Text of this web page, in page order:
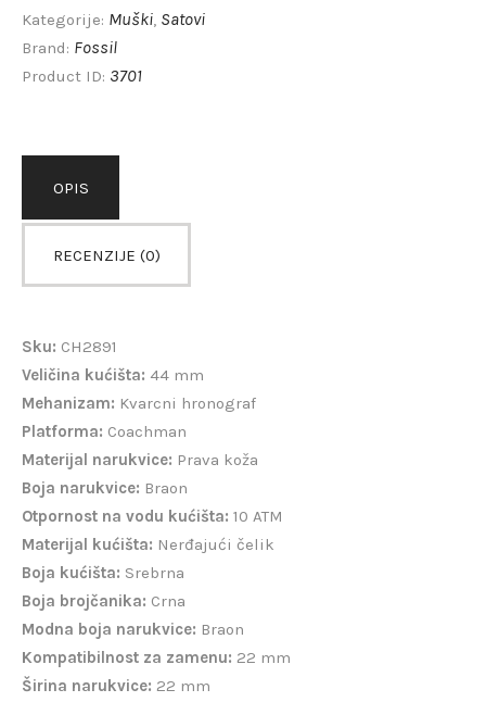
Kategorije: Muški, Satovi
Brand: Fossil
Product ID: 3701
OPIS
RECENZIJE (0)
Sku: CH2891
Veličina kućišta: 44 mm
Mehanizam: Kvarcni hronograf
Platforma: Coachman
Materijal narukvice: Prava koža
Boja narukvice: Braon
Otpornost na vodu kućišta: 10 ATM
Materijal kućišta: Nerđajući čelik
Boja kućišta: Srebrna
Boja brojčanika: Crna
Modna boja narukvice: Braon
Kompatibilnost za zamenu: 22 mm
Širina narukvice: 22 mm